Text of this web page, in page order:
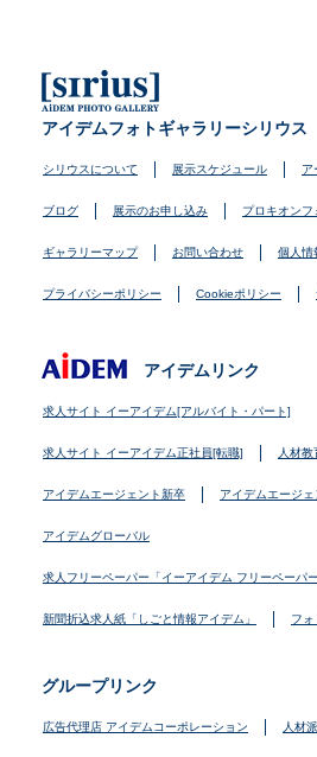
アイデムフォトギャラリーシリウス
シリウスについて 展示スケジュール ア
ブログ 展示のお申し込み プロキオンフ
ギャラリーマップ お問い合わせ 個人情
プライバシーポリシー Cookieポリシー
アイデムリンク
求人サイト イーアイデム[アルバイト・パート]
求人サイト イーアイデム正社員[転職] 人材
アイデムエージェント新卒 アイデムエージ
アイデムグローバル
求人フリーペーパー「イーアイデム フリーペーパー
新聞折込求人紙「しごと情報アイデム」 フ
グループリンク
広告代理店 アイデムコーポレーション 人材